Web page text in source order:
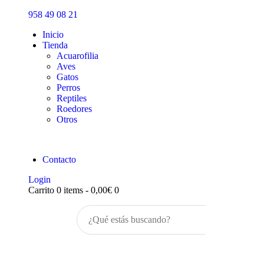
958 49 08 21
Inicio
Tienda
Acuarofilia
Aves
Gatos
Perros
Reptiles
Roedores
Otros
Contacto
Login
Carrito 0 items - 0,00€ 0
Inicio